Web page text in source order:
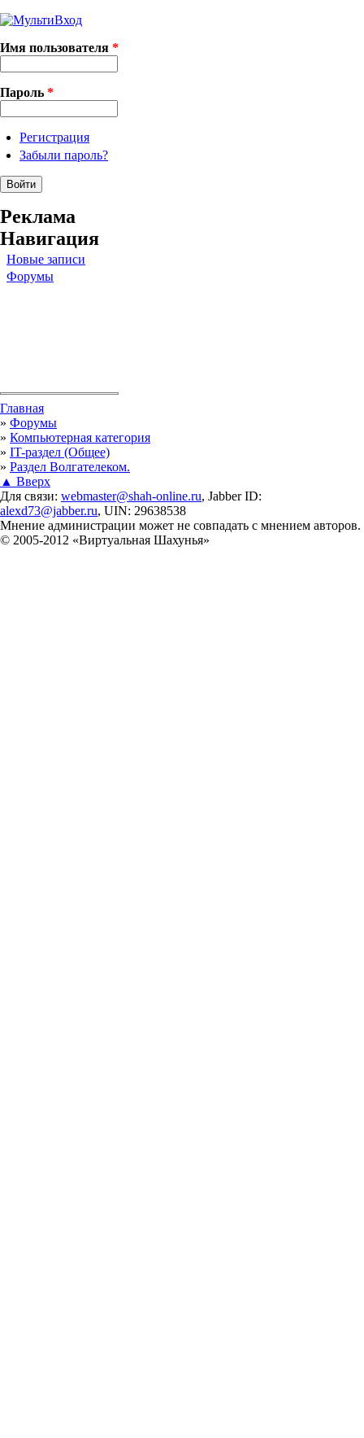
Имя пользователя *
Пароль *
Регистрация
Забыли пароль?
Реклама
Навигация
Новые записи
Форумы
Вы здесь
Главная
» Форумы
» Компьютерная категория
» IT-раздел (Общее)
» Раздел Волгателеком.
▲ Вверх
Для связи: webmaster@shah-online.ru, Jabber ID:
alexd73@jabber.ru, UIN: 29638538
Мнение администрации может не совпадать с мнением авторов.
© 2005-2012 «Виртуальная Шахунья»